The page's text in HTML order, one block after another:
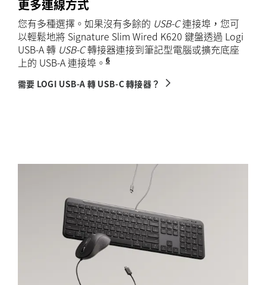
更多連線方式
您有多種選擇。如果沒有多餘的 USB-C連接埠，您可
以輕鬆地將 Signature Slim Wired K620 鍵盤透過 Logi
USB-A 轉 USB-C轉接器連接到筆記型電腦或擴充底座
上的 USB-A 連接埠。 6
需要 LOGI USB-A 轉 USB-C 轉接器？